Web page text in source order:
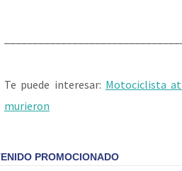
Te puede interesar: Motociclista
murieron